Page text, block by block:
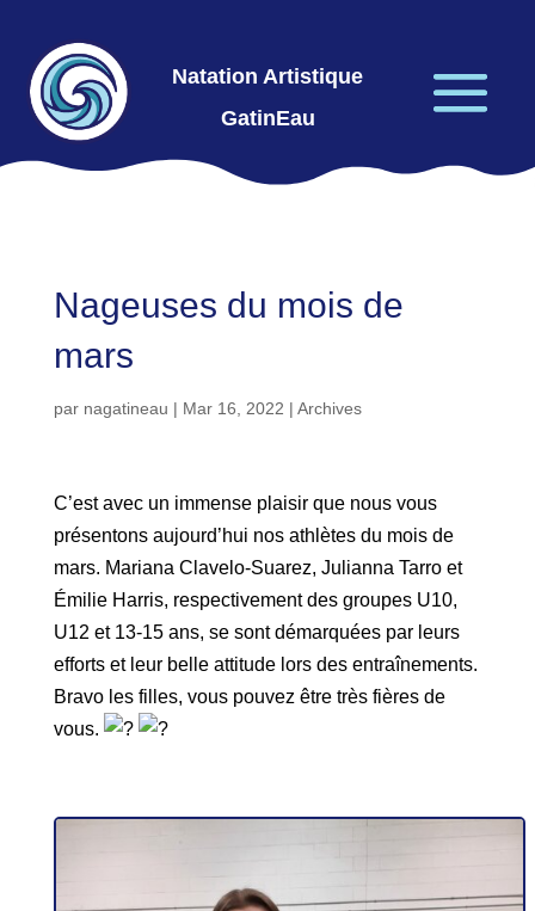
Natation Artistique
GatinEau
Nageuses du mois de
mars
par nagatineau | Mar 16, 2022 | Archives
C’est avec un immense plaisir que nous vous
présentons aujourd’hui nos athlètes du mois de
mars. Mariana Clavelo-Suarez, Julianna Tarro et
Émilie Harris, respectivement des groupes U10,
U12 et 13-15 ans, se sont démarquées par leurs
efforts et leur belle attitude lors des entraînements.
Bravo les filles, vous pouvez être très fières de
vous.